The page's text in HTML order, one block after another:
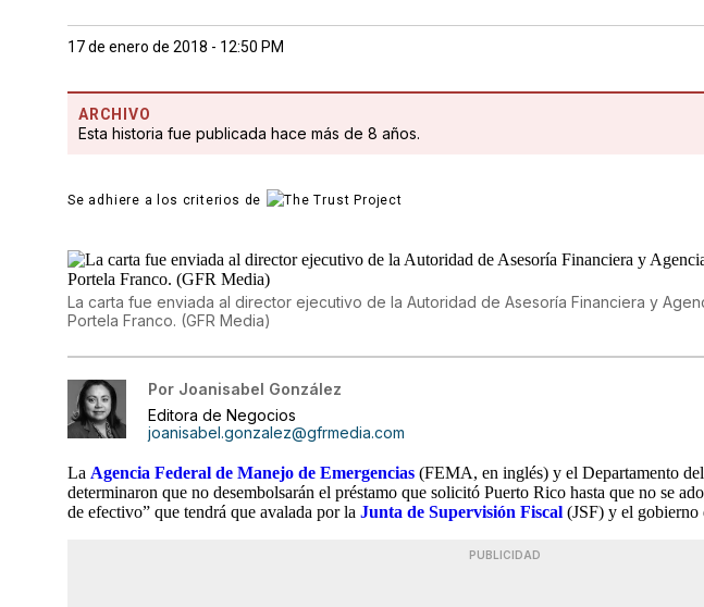
17 de enero de 2018 - 12:50 PM
ARCHIVO
Esta historia fue publicada hace más de 8 años.
Se adhiere a los criterios de
La carta fue enviada al director ejecutivo de la Autoridad de Asesoría Financiera y
Portela Franco. (GFR Media)
Por Joanisabel González
Editora de Negocios
joanisabel.gonzalez@gfrmedia.com
La Agencia Federal de Manejo de Emergencias (FEMA, en inglés) y el Departamento
determinaron que no desembolsarán el préstamo que solicitó Puerto Rico hasta que no se
de efectivo” que tendrá que avalada por la Junta de Supervisión Fiscal (JSF) y el gobierno
PUBLICIDAD